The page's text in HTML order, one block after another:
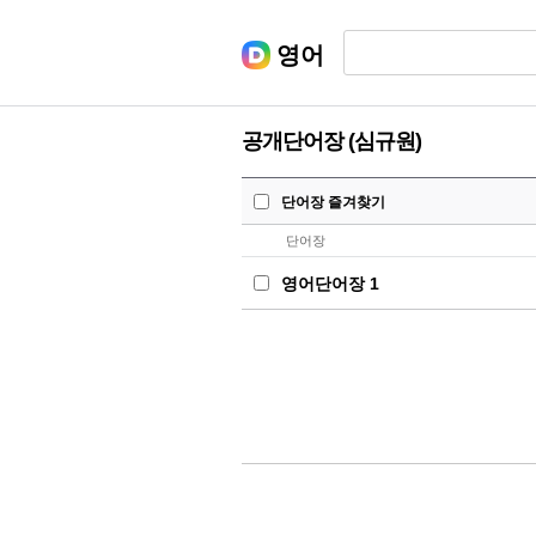
영어
공개단어장 (심규원)
단어장 즐겨찾기
단어장
영어단어장 1